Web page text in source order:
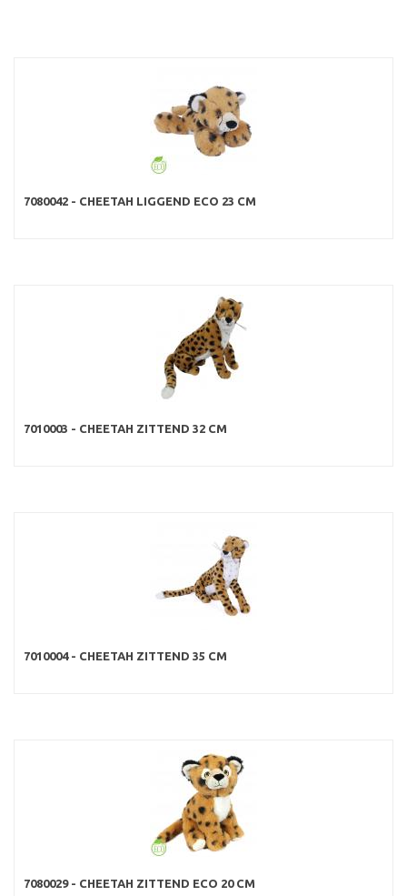
7080042 - CHEETAH LIGGEND ECO 23 CM
7010003 - CHEETAH ZITTEND 32 CM
7010004 - CHEETAH ZITTEND 35 CM
7080029 - CHEETAH ZITTEND ECO 20 CM